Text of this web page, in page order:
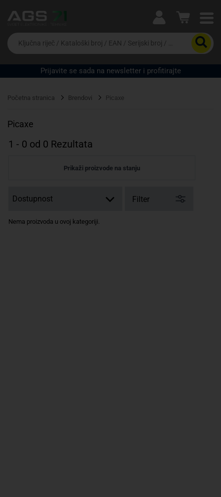
Ova postavka prilagođava asortiman proizvoda i
cijene vašim potrebama.
Da
biste
potražili
proizvod,
unesite
riječ,
EAN
serijski
Prijavite se sada na newsletter i profitirajte
Početna stranica Brendovi Picaxe
Picaxe
1 - 0 od 0 Rezultata
Prikaži proizvode na stanju
Filter
Nema proizvoda u ovoj kategoriji.